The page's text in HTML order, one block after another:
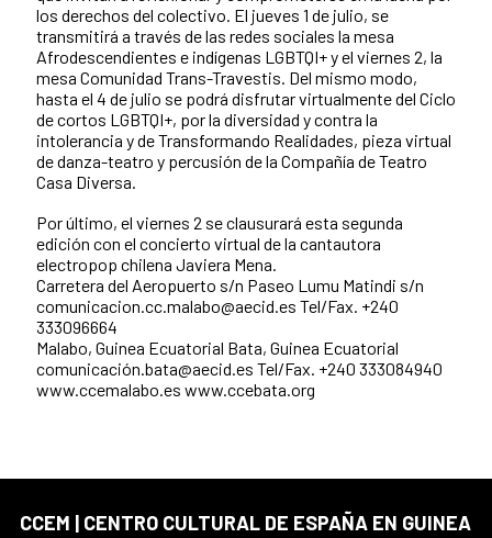
los derechos del colectivo. El jueves 1 de julio, se
transmitirá a través de las redes sociales la mesa
Afrodescendientes e indígenas LGBTQI+ y el viernes 2, la
mesa Comunidad Trans-Travestis. Del mismo modo,
hasta el 4 de julio se podrá disfrutar virtualmente del Ciclo
de cortos LGBTQI+, por la diversidad y contra la
intolerancia y de Transformando Realidades, pieza virtual
de danza-teatro y percusión de la Compañía de Teatro
Casa Diversa.
Por último, el viernes 2 se clausurará esta segunda
edición con el concierto virtual de la cantautora
electropop chilena Javiera Mena.
Carretera del Aeropuerto s/n Paseo Lumu Matindi s/n
comunicacion.cc.malabo@aecid.es Tel/Fax. +240
333096664
Malabo, Guinea Ecuatorial Bata, Guinea Ecuatorial
comunicación.bata@aecid.es Tel/Fax. +240 333084940
www.ccemalabo.es www.ccebata.org
CCEM | CENTRO CULTURAL DE ESPAÑA EN GUINEA